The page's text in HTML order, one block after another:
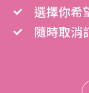
選擇你希
隨時取消